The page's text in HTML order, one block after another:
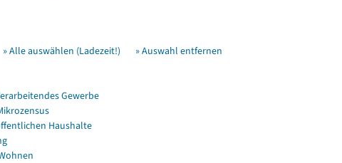
» Alle auswählen (Ladezeit!) » Auswahl entfernen
Gewerbe
Haushalte